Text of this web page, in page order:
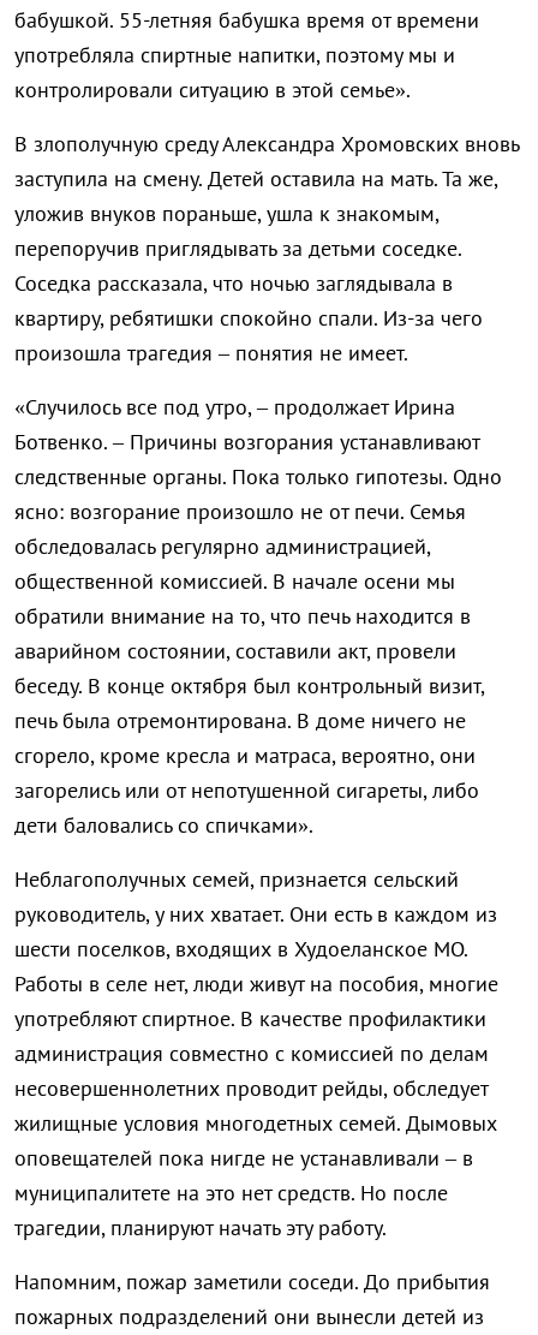
бабушкой. 55-летняя бабушка время от времени
употребляла спиртные напитки, поэтому мы и
контролировали ситуацию в этой семье».
В злополучную среду Александра Хромовских вновь
заступила на смену. Детей оставила на мать. Та же,
уложив внуков пораньше, ушла к знакомым,
перепоручив приглядывать за детьми соседке.
Соседка рассказала, что ночью заглядывала в
квартиру, ребятишки спокойно спали. Из-за чего
произошла трагедия – понятия не имеет.
«Случилось все под утро, – продолжает Ирина
Ботвенко. – Причины возгорания устанавливают
следственные органы. Пока только гипотезы. Одно
ясно: возгорание произошло не от печи. Семья
обследовалась регулярно администрацией,
общественной комиссией. В начале осени мы
обратили внимание на то, что печь находится в
аварийном состоянии, составили акт, провели
беседу. В конце октября был контрольный визит,
печь была отремонтирована. В доме ничего не
сгорело, кроме кресла и матраса, вероятно, они
загорелись или от непотушенной сигареты, либо
дети баловались со спичками».
Неблагополучных семей, признается сельский
руководитель, у них хватает. Они есть в каждом из
шести поселков, входящих в Худоеланское МО.
Работы в селе нет, люди живут на пособия, многие
употребляют спиртное. В качестве профилактики
администрация совместно с комиссией по делам
несовершеннолетних проводит рейды, обследует
жилищные условия многодетных семей. Дымовых
оповещателей пока нигде не устанавливали – в
муниципалитете на это нет средств. Но после
трагедии, планируют начать эту работу.
Напомним, пожар заметили соседи. До прибытия
пожарных подразделений они вынесли детей из